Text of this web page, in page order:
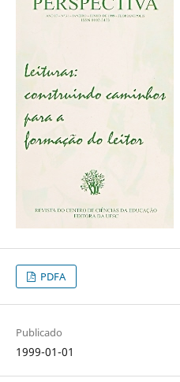
PDFA
Publicado
1999-01-01